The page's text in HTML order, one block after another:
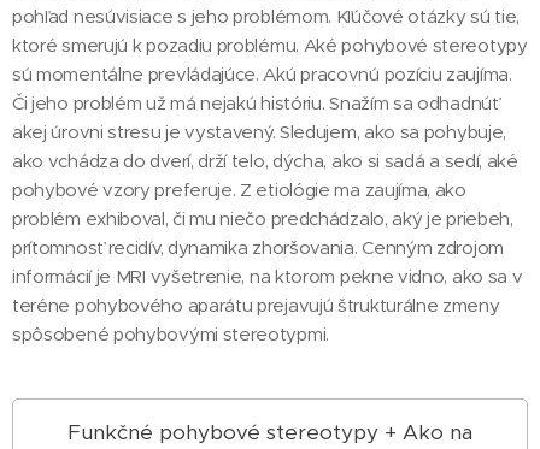
pohľad nesúvisiace s jeho problémom. Kľúčové otázky sú tie,
ktoré smerujú k pozadiu problému. Aké pohybové stereotypy
sú momentálne prevládajúce. Akú pracovnú pozíciu zaujíma.
Či jeho problém už má nejakú históriu. Snažím sa odhadnúť
akej úrovni stresu je vystavený. Sledujem, ako sa pohybuje,
ako vchádza do dverí, drží telo, dýcha, ako si sadá a sedí, aké
pohybové vzory preferuje. Z etiológie ma zaujíma, ako
problém exhiboval, či mu niečo predchádzalo, aký je priebeh,
prítomnosť recidív, dynamika zhoršovania. Cenným zdrojom
informácií je MRI vyšetrenie, na ktorom pekne vidno, ako sa v
teréne pohybového aparátu prejavujú štrukturálne zmeny
spôsobené pohybovými stereotypmi.
Funkčné pohybové stereotypy + Ako na